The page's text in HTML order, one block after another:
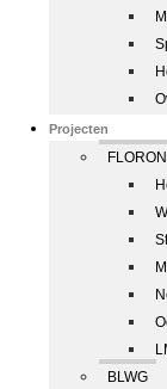
Projecten
FLORON
BLWG